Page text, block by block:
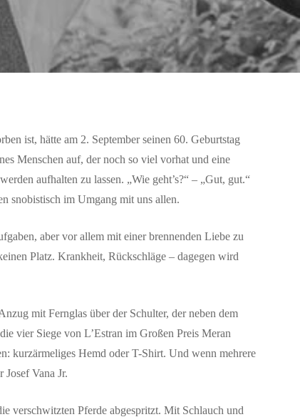
ist, hätte am 2. September seinen 60. Geburtstag
Menschen auf, der noch so viel vorhat und eine
aufhalten zu lassen. „Wie geht’s?“ – „Gut, gut.“
snobistisch im Umgang mit uns allen.
aber vor allem mit einer brennenden Liebe zu
Platz. Krankheit, Rückschläge – dagegen wird
mit Fernglas über der Schulter, der neben dem
vier Siege von L’Estran im Großen Preis Meran
kurzärmeliges Hemd oder T-Shirt. Und wenn mehrere
Vana Jr.
verschwitzten Pferde abgespritzt. Mit Schlauch und